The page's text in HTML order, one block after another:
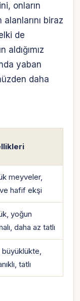
onların
biraz
de
yaban
daha
meyveler,
hafif ekşi
yoğun
daha az tatlı
tatlı